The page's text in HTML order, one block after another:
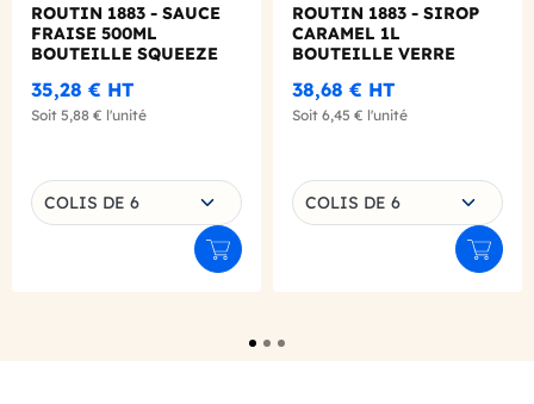
ROUTIN 1883 - SAUCE
FRAISE 500ML
BOUTEILLE SQUEEZE
35,28 € HT
Soit 5,88 € l'unité
Choisissez une déclinaison
COLIS DE 6
Ajouter au panier
ROUTIN 1883 - SIROP
CARAMEL 1L
BOUTEILLE VERRE
38,68 € HT
Soit 6,45 € l'unité
Choisissez une déclinaison
COLIS DE 6